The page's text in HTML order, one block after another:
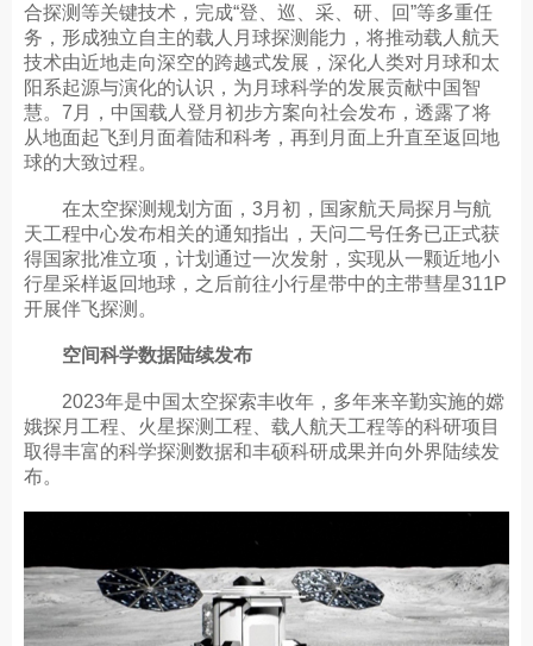
合探测等关键技术，完成“登、巡、采、研、回”等多重任
务，形成独立自主的载人月球探测能力，将推动载人航天
技术由近地走向深空的跨越式发展，深化人类对月球和太
阳系起源与演化的认识，为月球科学的发展贡献中国智
慧。7月，中国载人登月初步方案向社会发布，透露了将
从地面起飞到月面着陆和科考，再到月面上升直至返回地
球的大致过程。
在太空探测规划方面，3月初，国家航天局探月与航
天工程中心发布相关的通知指出，天问二号任务已正式获
得国家批准立项，计划通过一次发射，实现从一颗近地小
行星采样返回地球，之后前往小行星带中的主带彗星311P
开展伴飞探测。
空间科学数据陆续发布
2023年是中国太空探索丰收年，多年来辛勤实施的嫦
娥探月工程、火星探测工程、载人航天工程等的科研项目
取得丰富的科学探测数据和丰硕科研成果并向外界陆续发
布。